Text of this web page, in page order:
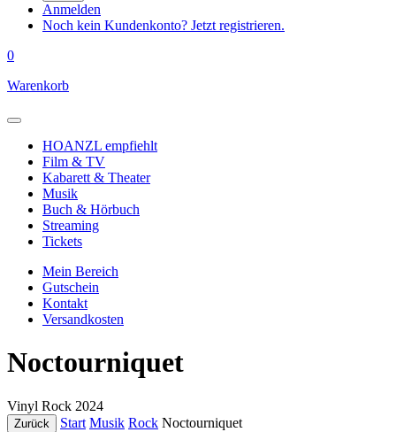
Anmelden
Noch kein Kundenkonto? Jetzt registrieren.
0
Warenkorb
HOANZL empfiehlt
Film & TV
Kabarett & Theater
Musik
Buch & Hörbuch
Streaming
Tickets
Mein Bereich
Gutschein
Kontakt
Versandkosten
Noctourniquet
Vinyl Rock 2024
Zurück Start Musik Rock Noctourniquet